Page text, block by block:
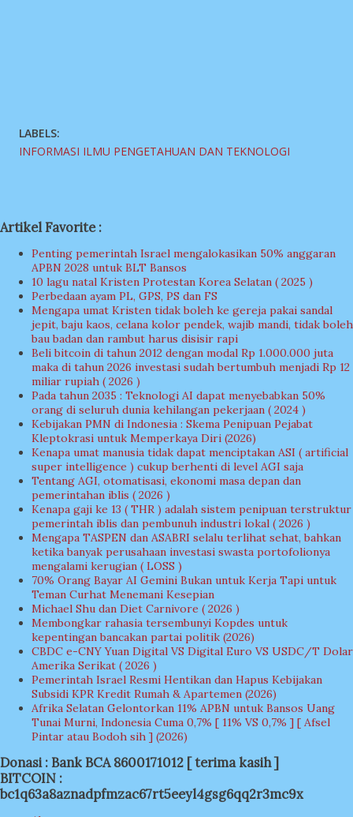
LABELS:
INFORMASI ILMU PENGETAHUAN DAN TEKNOLOGI
Artikel Favorite :
Penting pemerintah Israel mengalokasikan 50% anggaran
APBN 2028 untuk BLT Bansos
10 lagu natal Kristen Protestan Korea Selatan ( 2025 )
Perbedaan ayam PL, GPS, PS dan FS
Mengapa umat Kristen tidak boleh ke gereja pakai sandal
jepit, baju kaos, celana kolor pendek, wajib mandi, tidak boleh
bau badan dan rambut harus disisir rapi
Beli bitcoin di tahun 2012 dengan modal Rp 1.000.000 juta
maka di tahun 2026 investasi sudah bertumbuh menjadi Rp 12
miliar rupiah ( 2026 )
Pada tahun 2035 : Teknologi AI dapat menyebabkan 50%
orang di seluruh dunia kehilangan pekerjaan ( 2024 )
Kebijakan PMN di Indonesia : Skema Penipuan Pejabat
Kleptokrasi untuk Memperkaya Diri (2026)
Kenapa umat manusia tidak dapat menciptakan ASI ( artificial
super intelligence ) cukup berhenti di level AGI saja
Tentang AGI, otomatisasi, ekonomi masa depan dan
pemerintahan iblis ( 2026 )
Kenapa gaji ke 13 ( THR ) adalah sistem penipuan terstruktur
pemerintah iblis dan pembunuh industri lokal ( 2026 )
Mengapa TASPEN dan ASABRI selalu terlihat sehat, bahkan
ketika banyak perusahaan investasi swasta portofolionya
mengalami kerugian ( LOSS )
70% Orang Bayar AI Gemini Bukan untuk Kerja Tapi untuk
Teman Curhat Menemani Kesepian
Michael Shu dan Diet Carnivore ( 2026 )
Membongkar rahasia tersembunyi Kopdes untuk
kepentingan bancakan partai politik (2026)
CBDC e-CNY Yuan Digital VS Digital Euro VS USDC/T Dolar
Amerika Serikat ( 2026 )
Pemerintah Israel Resmi Hentikan dan Hapus Kebijakan
Subsidi KPR Kredit Rumah & Apartemen (2026)
Afrika Selatan Gelontorkan 11% APBN untuk Bansos Uang
Tunai Murni, Indonesia Cuma 0,7% [ 11% VS 0,7% ] [ Afsel
Pintar atau Bodoh sih ] (2026)
Donasi : Bank BCA 8600171012 [ terima kasih ]
BITCOIN :
bc1q63a8aznadpfmzac67rt5eeyl4gsg6qq2r3mc9x